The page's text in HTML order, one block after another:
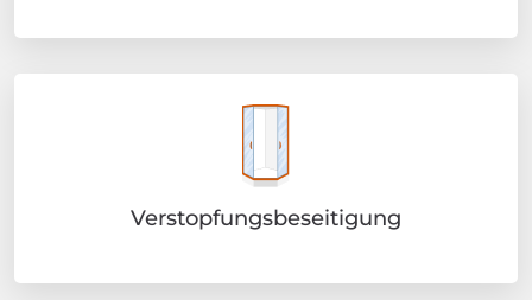
Verstopfungsbeseitigung